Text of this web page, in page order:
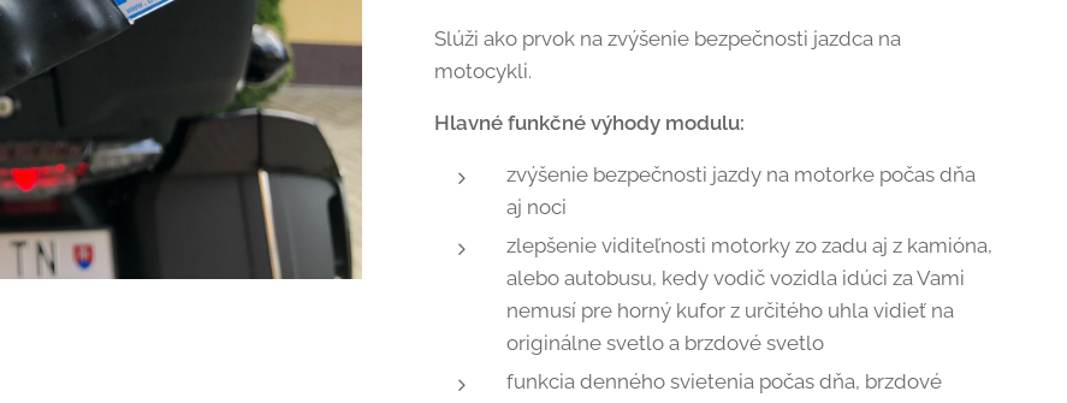
Slúži ako prvok na zvýšenie bezpečnosti jazdca na
motocykli.
Hlavné funkčné výhody modulu:
zvýšenie bezpečnosti jazdy na motorke počas dňa
aj noci
zlepšenie viditeľnosti motorky zo zadu aj z kamióna,
alebo autobusu, kedy vodič vozidla idúci za Vami
nemusí pre horný kufor z určitého uhla vidieť na
originálne svetlo a brzdové svetlo
funkcia denného svietenia počas dňa, brzdové